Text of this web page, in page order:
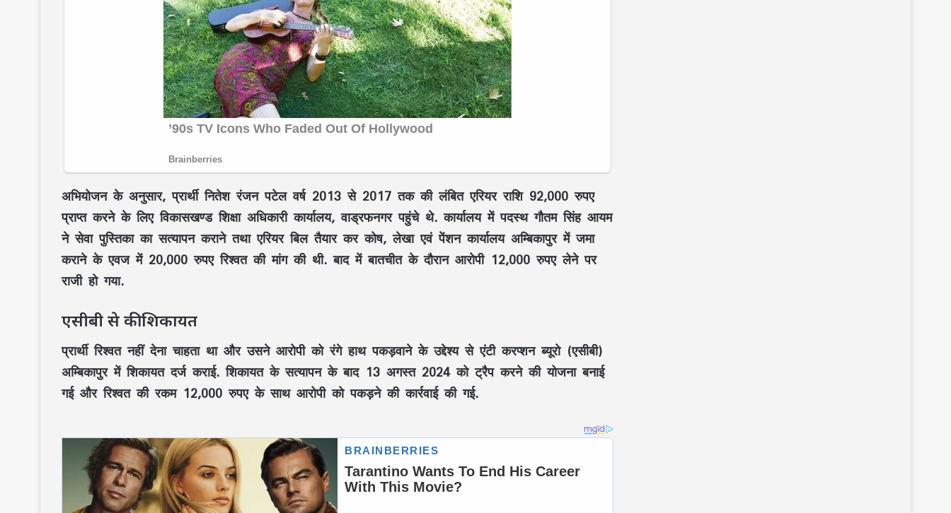
अभियोजन के अनुसार, प्रार्थी नितेश रंजन पटेल वर्ष 2013 से 2017 तक की लंबित एरियर राशि 92,000 रुपए
प्राप्त करने के लिए विकासखण्ड शिक्षा अधिकारी कार्यालय, वाड्रफनगर पहुंचे थे. कार्यालय में पदस्थ गौतम सिंह आयम
ने सेवा पुस्तिका का सत्यापन कराने तथा एरियर बिल तैयार कर कोष, लेखा एवं पेंशन कार्यालय अम्बिकापुर में जमा
कराने के एवज में 20,000 रुपए रिश्वत की मांग की थी. बाद में बातचीत के दौरान आरोपी 12,000 रुपए लेने पर
राजी हो गया.
एसीबी से की शिकायत
प्रार्थी रिश्वत नहीं देना चाहता था और उसने आरोपी को रंगे हाथ पकड़वाने के उद्देश्य से एंटी करप्शन ब्यूरो (एसीबी)
अम्बिकापुर में शिकायत दर्ज कराई. शिकायत के सत्यापन के बाद 13 अगस्त 2024 को ट्रैप करने की योजना बनाई
गई और रिश्वत की रकम 12,000 रुपए के साथ आरोपी को पकड़ने की कार्रवाई की गई.